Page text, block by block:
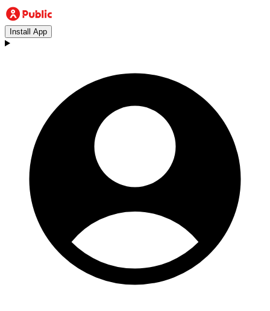
Install App